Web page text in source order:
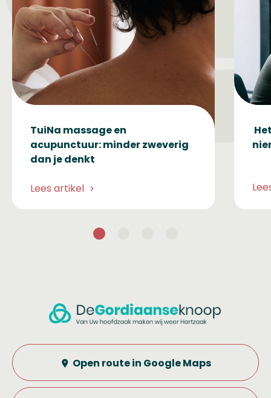
TuiNa massage en
acupunctuur: minder zweverig
dan je denkt
Lees artikel
Open route in Google Maps